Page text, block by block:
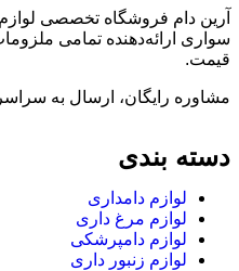
آرین دام فروشگاه تخصصی
سواری ارائه‌دهنده تمامی
قیمت.
مشاوره رایگان، ارسال به
دسته بندی
لوازم دامداری
لوازم مرغ داری
لوازم دامپرشکی
لوازم زنبور داری